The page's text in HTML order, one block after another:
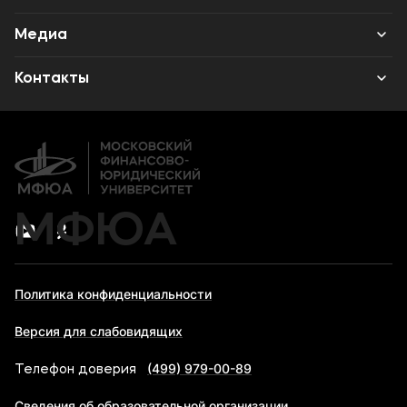
Институт дополнительного образования
Среднее профессиональное образование
Высшее образование
Дополнительное образование
Медиа
Объявления
Новости
Контакты
Карьера
МФЮА
Политика конфиденциальности
Версия для слабовидящих
Телефон доверия (499) 979-00-89